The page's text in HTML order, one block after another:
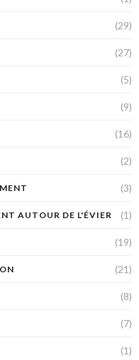
(29)
(27)
(5)
(9)
(16)
(2)
(3)
AUTOUR DE L'ÉVIER (1)
(19)
(21)
(8)
(7)
(1)